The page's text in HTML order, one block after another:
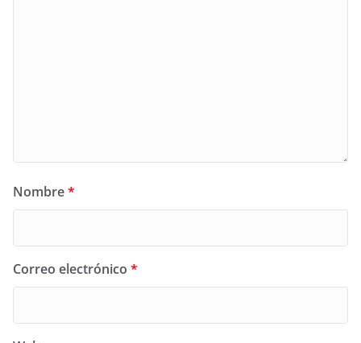
Nombre*
Correo electrónico *